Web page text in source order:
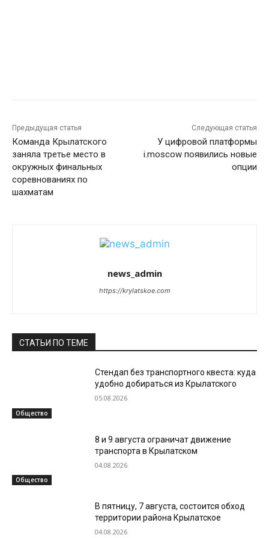
Предыдущая статья
Команда Крылатского
заняла третье место в
окружных финальных
соревнованиях по
шахматам
Следующая статья
У цифровой платформы
i.moscow появились новые
опции
news_admin
https://krylatskoe.com
СТАТЬИ ПО ТЕМЕ
Общество
Стендап без транспортного квеста: куда
удобно добираться из Крылатского
05.08.2026
Общество
8 и 9 августа ограничат движение
транспорта в Крылатском
04.08.2026
В пятницу, 7 августа, состоится обход
территории района Крылатское
04.08.2026